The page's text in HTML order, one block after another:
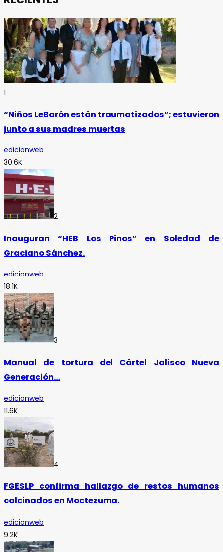
1
“Niños LeBarón están traumatizados”; estuvieron
junto a sus madres muertas
edicionweb
30.6K
2
Inauguran “HEB Los Pinos” en Soledad de
Graciano Sánchez.
edicionweb
18.1K
3
Manual de tortura del Cártel Jalisco Nueva
Generación…
edicionweb
11.6K
4
FGESLP confirma hallazgo de restos humanos
calcinados en Moctezuma.
edicionweb
9.2K